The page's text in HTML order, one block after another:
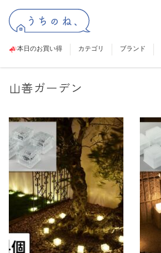
本日のお買い得 カテゴリ ブランド
山善ガーデン